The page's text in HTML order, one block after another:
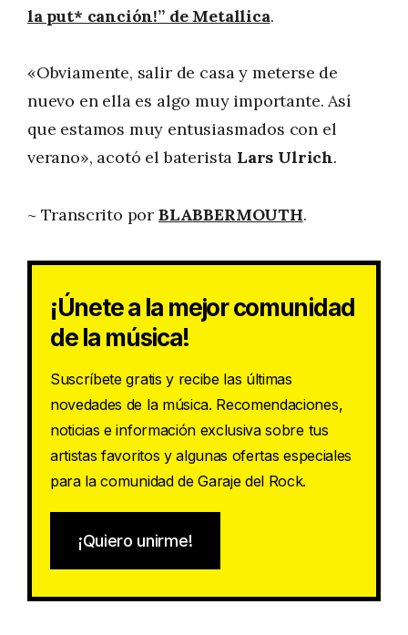
la put* canción!” de Metallica.
«Obviamente, salir de casa y meterse de
nuevo en ella es algo muy importante. Así
que estamos muy entusiasmados con el
verano», acotó el baterista Lars Ulrich.
~ Transcrito por BLABBERMOUTH.
¡Únete a la mejor comunidad
de la música!
Suscríbete gratis y recibe las últimas
novedades de la música. Recomendaciones,
noticias e información exclusiva sobre tus
artistas favoritos y algunas ofertas especiales
para la comunidad de Garaje del Rock.
¡Quiero unirme!